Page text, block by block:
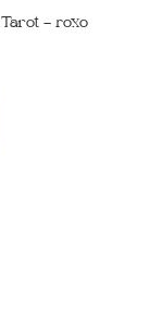
– roxo